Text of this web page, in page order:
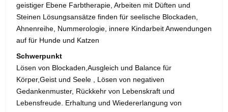
geistiger Ebene Farbtherapie, Arbeiten mit Düften und
Steinen Lösungsansätze finden für seelische Blockaden,
Ahnenreihe, Nummerologie, innere Kindarbeit Anwendungen
auf für Hunde und Katzen
Schwerpunkt
Lösen von Blockaden,Ausgleich und Balance für
Körper,Geist und Seele , Lösen von negativen
Gedankenmuster, Rückkehr von Lebenskraft und
Lebensfreude. Erhaltung und Wiedererlangung von